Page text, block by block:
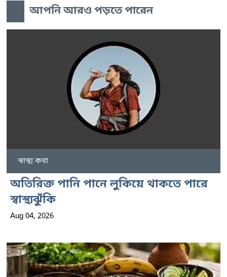
আপনি আরও পড়তে পারেন
স্বাস্থ্য কথা
অতিরিক্ত পানি পানে লুকিয়ে থাকতে পারে
স্বাস্থ্যঝুঁকি
Aug 04, 2026